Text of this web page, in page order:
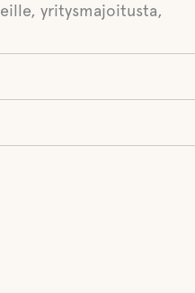
yritysmajoitusta,